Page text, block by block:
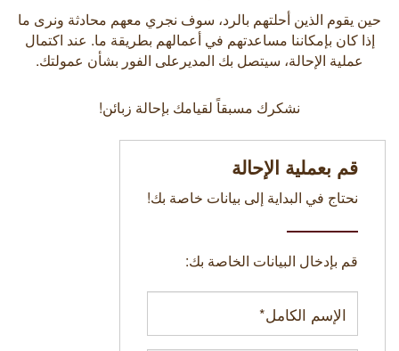
حين يقوم الذين أحلتهم بالرد، سوف نجري معهم محادثة ونرى ما
إذا كان بإمكاننا مساعدتهم في أعمالهم بطريقة ما. عند اكتمال
عملية الإحالة، سيتصل بك المديرعلى الفور بشأن عمولتك.
نشكرك مسبقاً لقيامك بإحالة زبائن!
قم بعملية الإحالة
نحتاج في البداية إلى بيانات خاصة بك!
قم بإدخال البيانات الخاصة بك: